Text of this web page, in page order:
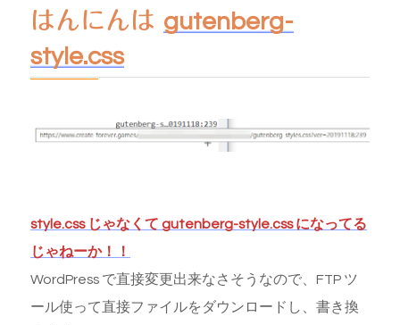
はんにんは gutenberg-
style.css
style.css じゃなくて gutenberg-style.css になってる
じゃねーか！！
WordPress で直接変更出来なさそうなので、FTP ツ
ール使って直接ファイルをダウンロードし、書き換